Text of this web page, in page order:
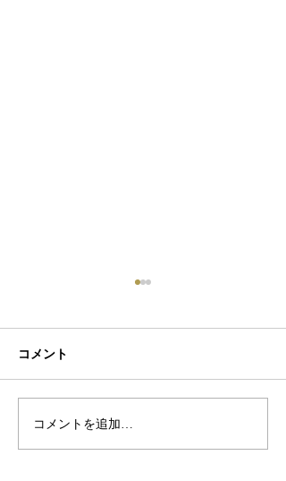
初ネイル
コメント
コメントを追加…